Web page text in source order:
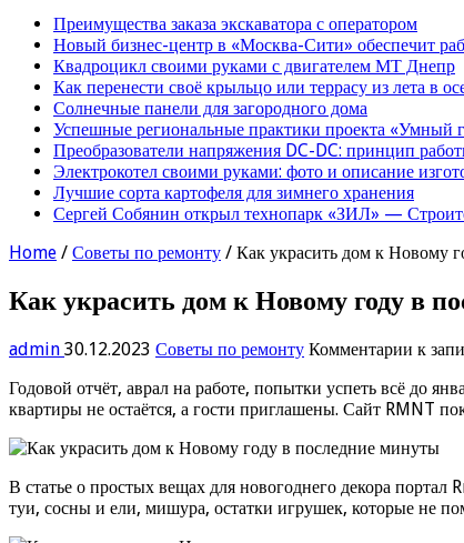
Преимущества заказа экскаватора с оператором
Новый бизнес-центр в «Москва-Сити» обеспечит
Квадроцикл своими руками с двигателем МТ Днепр
Как перенести своё крыльцо или террасу из лета в
Солнечные панели для загородного дома
Успешные региональные практики проекта «Умный
Преобразователи напряжения DC-DC: принцип
Электрокотел своими руками: фото и описание
Лучшие сорта картофеля для зимнего хранения
Сергей Собянин открыл технопарк «ЗИЛ» —
Home / Советы по ремонту / Как украсить дом к Новому
Как украсить дом к Новому году в
admin 30.12.2023 Советы по ремонту Комментарии к
Годовой отчёт, аврал на работе, попытки успеть всё до
квартиры не остаётся, а гости приглашены. Сайт RMNT
В статье о простых вещах для новогоднего декора
туи, сосны и ели, мишура, остатки игрушек, которые не